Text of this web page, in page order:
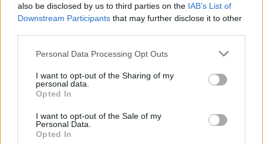
also be disclosed by us to third parties on the IAB’s List of
Downstream Participants that may further disclose it to other
Personal Data Processing Opt Outs
I want to opt-out of the Sharing of my
personal data.
Opted In
I want to opt-out of the Sale of my
Personal Data.
Opted In
Lietuvos diena
Savaitės vidurys nusimato karštas: temperatūra kils iki
Žinios | Orai
00:15:54
V. Zalužno pasisakymą laiko bandymu įsitvirtinti
Ukrainos politikoje: jis yra neteisus